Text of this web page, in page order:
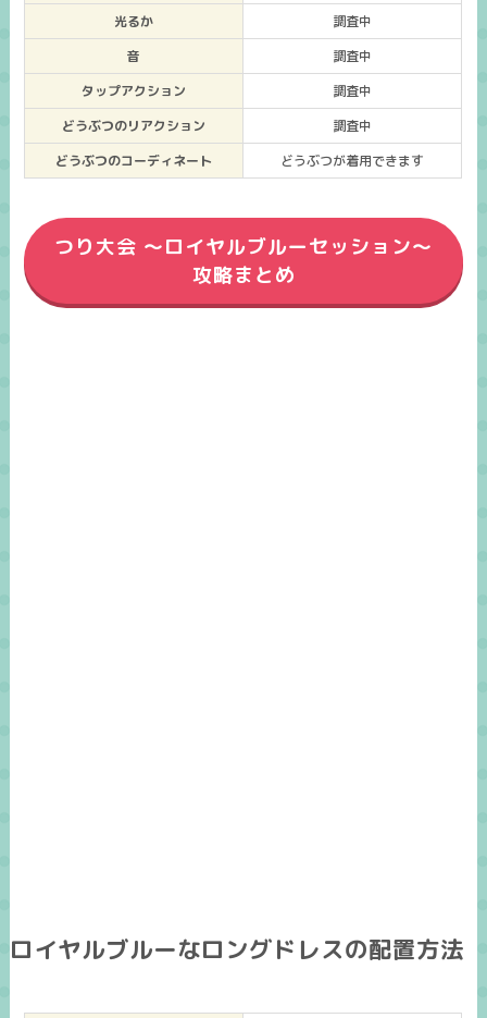
光るか
調査中
音
調査中
タップアクション
調査中
どうぶつのリアクション
調査中
どうぶつのコーディネート
どうぶつが着用できます
つり大会 ～ロイヤルブルーセッション～
攻略まとめ
ロイヤルブルーなロングドレスの配置方法